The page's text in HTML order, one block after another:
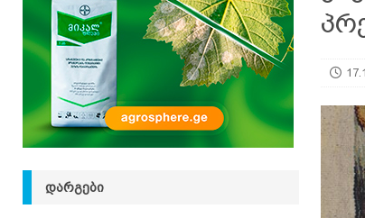
[ 08.08.2026 ] დედა ფუტკრების
ᲓᲐᲠᲒᲔᲑᲘ